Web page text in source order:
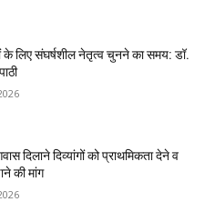
के लिए संघर्षशील नेतृत्व चुनने का समय: डॉ.
दिलाने दिव्यांगों को प्राथमिकता देने व
की मांग